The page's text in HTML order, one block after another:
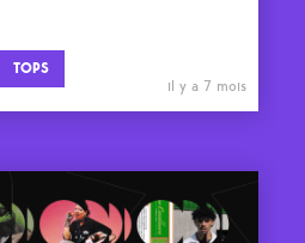
TOPS
il y a 7 mois